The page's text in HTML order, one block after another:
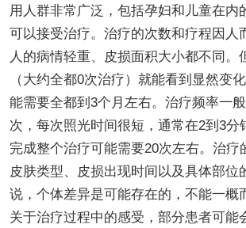
用人群非常广泛，包括孕妇和儿童在内
可以接受治疗。治疗的次数和疗程因人
人的病情轻重、皮损面积大小都不同。
（大约全都0次治疗）就能看到显然变
能需要全都到3个月左右。治疗频率一
次，每次照光时间很短，通常在2到3分
完成整个治疗可能需要20次左右。治疗
皮肤类型、皮损出现时间以及具体部位
说，个体差异是可能存在的，不能一概
关于治疗过程中的感受，部分患者可能